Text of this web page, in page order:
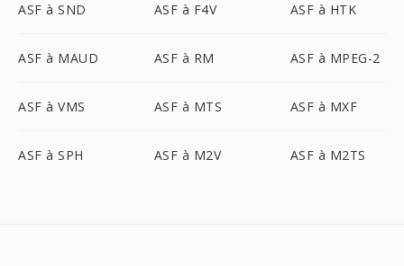
ASF à SND ASF à F4V ASF à HTK
ASF à MAUD ASF à RM ASF à MPEG-2
ASF à VMS ASF à MTS ASF à MXF
ASF à SPH ASF à M2V ASF à M2TS